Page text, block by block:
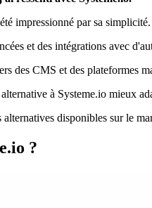
impressionné par sa
et des intégrations avec
des CMS et des plateformes
à Systeme.io mieux
disponibles sur le
?